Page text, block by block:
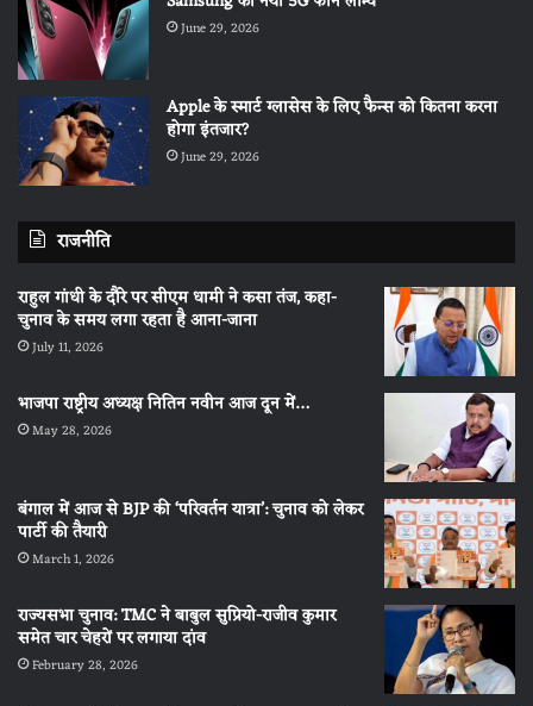
June 29, 2026
Apple के स्मार्ट ग्लासेस के लिए फैन्स को कितना करना
होगा इंतजार?
June 29, 2026
राजनीति
राहुल गांधी के दौरे पर सीएम धामी ने कसा तंज, कहा-
चुनाव के समय लगा रहता है आना-जाना
July 11, 2026
भाजपा राष्ट्रीय अध्यक्ष नितिन नवीन आज दून में…
May 28, 2026
बंगाल में आज से BJP की ‘परिवर्तन यात्रा’: चुनाव को लेकर
पार्टी की तैयारी
March 1, 2026
राज्यसभा चुनाव: TMC ने बाबुल सुप्रियो-राजीव कुमार
समेत चार चेहरों पर लगाया दांव
February 28, 2026